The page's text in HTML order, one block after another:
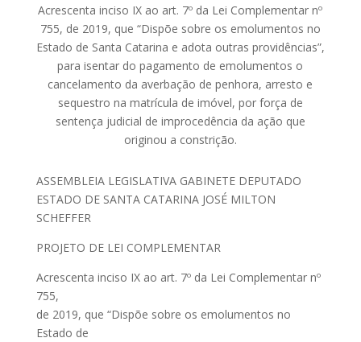
Acrescenta inciso IX ao art. 7º da Lei Complementar nº
755, de 2019, que “Dispõe sobre os emolumentos no
Estado de Santa Catarina e adota outras providências”,
para isentar do pagamento de emolumentos o
cancelamento da averbação de penhora, arresto e
sequestro na matrícula de imóvel, por força de
sentença judicial de improcedência da ação que
originou a constrição.
ASSEMBLEIA LEGISLATIVA GABINETE DEPUTADO
ESTADO DE SANTA CATARINA JOSÉ MILTON
SCHEFFER
PROJETO DE LEI COMPLEMENTAR
Acrescenta inciso IX ao art. 7º da Lei Complementar nº
755,
de 2019, que “Dispõe sobre os emolumentos no
Estado de